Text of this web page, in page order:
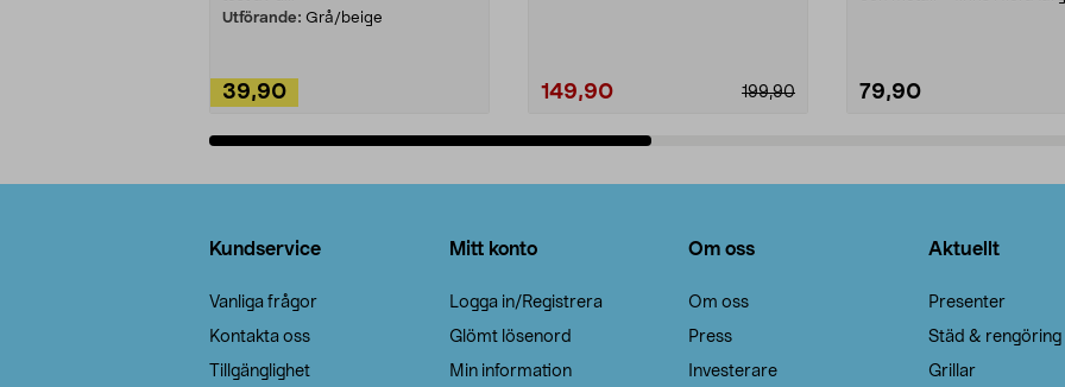
Utförande: Grå/beige
39,90 199,90
149,90 79,90
Kundservice
Vanliga frågor
Kontakta oss
Tillgänglighet
Mitt konto
Logga in/Registrera
Glömt lösenord
Min information
Om oss
Om oss
Press
Investerare
Aktuellt
Presenter
Städ & rengöring
Grillar